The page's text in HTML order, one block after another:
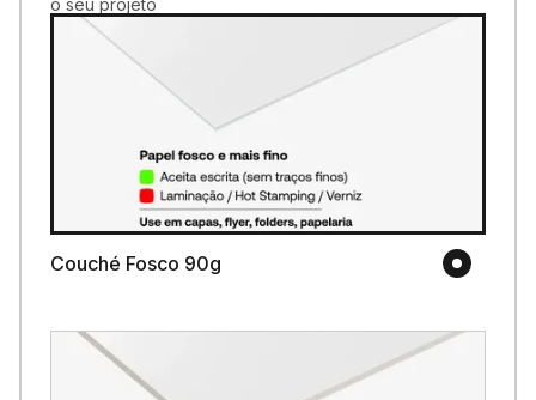
o seu projeto
Couché Fosco 90g